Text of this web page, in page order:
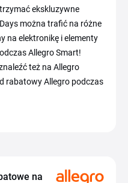
ekskluzywne
można trafić na różne
na elektronikę i elementy
Allegro Smart!
też na Allegro
rabatowy Allegro podczas
na